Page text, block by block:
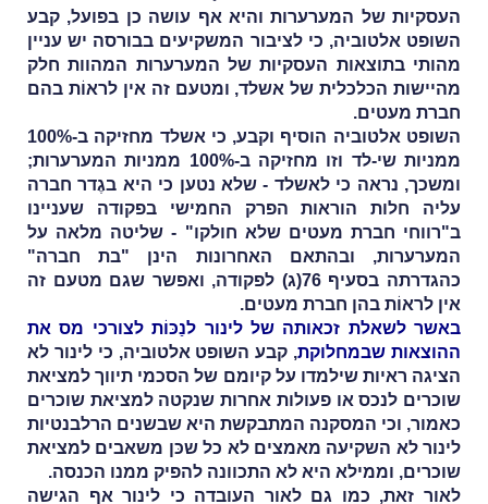
העסקיות של המערערות והיא אף עושה כן בפועל, קבע
השופט אלטוביה, כי לציבור המשקיעים בבורסה יש עניין
מהותי בתוצאות העסקיות של המערערות המהוות חלק
מהיישות הכלכלית של אשלד, ומטעם זה אין לראוֹת בהם
חברת מעטים.
השופט אלטוביה הוסיף וקבע, כי אשלד מחזיקה ב-100%
ממניות שי-לד וזו מחזיקה ב-100% ממניות המערערות;
ומשכך, נראה כי לאשלד - שלא נטען כי היא בגֶדר חברה
עליה חלות הוראות הפרק החמישי בפקודה שעניינו
ב"רווחי חברת מעטים שלא חולקו" - שליטה מלאה על
המערערות, ובהתאם האחרונות הינן "בת חברה"
כהגדרתה בסעיף 76(ג) לפקודה, ואפשר שגם מטעם זה
אין לראוֹת בהן חברת מעטים.
באשר לשאלת זכאותה של לינור לנַכּוֹת לצורכי מס את
ההוצאות שבמחלוקת, קבע השופט אלטוביה, כי לינור לא
הציגה ראיות שילמדו על קיומם של הסכמי תיווך למציאת
שוכרים לנכס או פעולות אחרות שנקטה למציאת שוכרים
כאמור, וכי המסקנה המתבקשת היא שבשנים הרלבנטיות
לינור לא השקיעה מאמצים לא כל שכּן משאבים למציאת
שוכרים, וממילא היא לא התכוונה להפיק ממנו הכנסה.
לאור זאת, כמו גם לאור העובדה כי לינור אף הגישה